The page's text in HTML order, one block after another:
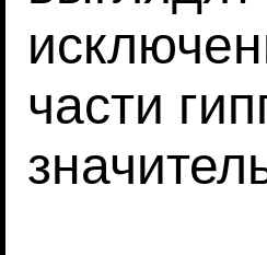
части